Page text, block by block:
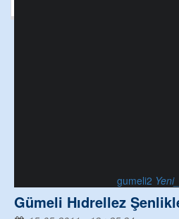
gumeli2
Gümeli Hıdrellez